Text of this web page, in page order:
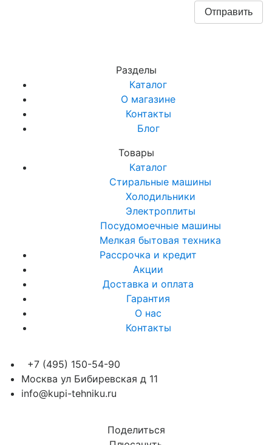
Разделы
Каталог
О магазине
Контакты
Блог
Товары
Каталог
Стиральные машины
Холодильники
Электроплиты
Посудомоечные машины
Мелкая бытовая техника
Рассрочка и кредит
Акции
Доставка и оплата
Гарантия
О нас
Контакты
+7 (495) 150-54-90
Москва ул Бибиревская д 11
info@kupi-tehniku.ru
Поделиться